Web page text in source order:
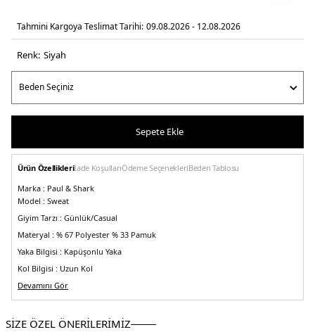
Tahmini Kargoya Teslimat Tarihi: 09.08.2026 - 12.08.2026
Renk: si̇yah
Sepete Ekle
Ürün Özellikleriİade KoşullarıÖdeme SeçenekleriBeden Tablosu
Marka : Paul & Shark
Model : Sweat
Giyim Tarzı : Günlük/Casual
Materyal : % 67 Polyester % 33 Pamuk
Yaka Bilgisi : Kapüşonlu Yaka
Kol Bilgisi : Uzun Kol
Cep Bilgisi :Cepli
Kalıp Bilgisi :Regular Fit
Üretim Yeri :Tunus
Devamını Gör
SİZE ÖZEL ÖNERİLERİMİZ